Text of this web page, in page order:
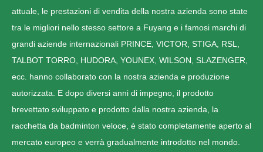
attuale, le prestazioni di vendita della nostra azienda sono state
tra le migliori nello stesso settore a Fuyang e i famosi marchi di
grandi aziende internazionali PRINCE, VICTOR, STIGA, RSL,
TALBOT TORRO, HUDORA, YOUNEX, WILSON, SLAZENGER,
ecc. hanno collaborato con la nostra azienda e produzione
autorizzata. E dopo diversi anni di impegno, il prodotto
brevettato sviluppato e prodotto dalla nostra azienda, la
racchetta da badminton veloce, è stato completamente aperto al
mercato europeo e verrà gradualmente introdotto nel mondo.